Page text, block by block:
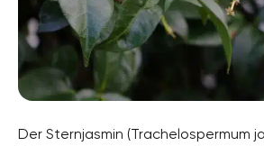
Der Sternjasmin (Trachelospermum